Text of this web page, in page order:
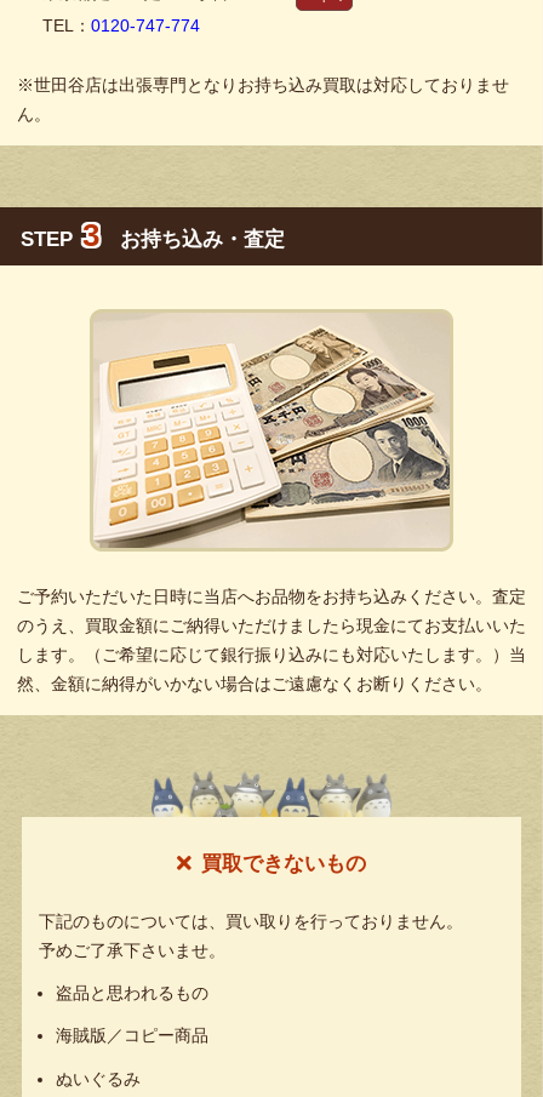
TEL： 0120-747-774
※世田谷店は出張専門となりお持ち込み買取は対応しておりませ
ん。
STEP 3お持ち込み・査定
ご予約いただいた日時に当店へお品物をお持ち込みください。査定
のうえ、買取金額にご納得いただけましたら現金にてお支払いいた
します。（ご希望に応じて銀行振り込みにも対応いたします。）当
然、金額に納得がいかない場合はご遠慮なくお断りください。
買取できないもの
下記のものについては、買い取りを行っておりません。
予めご了承下さいませ。
盗品と思われるもの
海賊版／コピー商品
ぬいぐるみ